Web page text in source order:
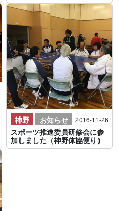
神野 お知らせ 2016-11-26
スポーツ推進委員研修会に参
加しました（神野体協便り）